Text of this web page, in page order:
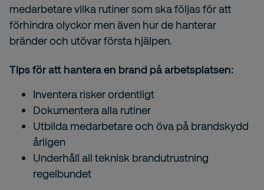
medarbetare vilka rutiner som ska följas för att
förhindra olyckor men även hur de hanterar
bränder och utövar första hjälpen.
Tips för att hantera en brand på arbetsplatsen:
Inventera risker ordentligt
Dokumentera alla rutiner
Utbilda medarbetare och öva på brandskydd
årligen
Underhåll all teknisk brandutrustning
regelbundet